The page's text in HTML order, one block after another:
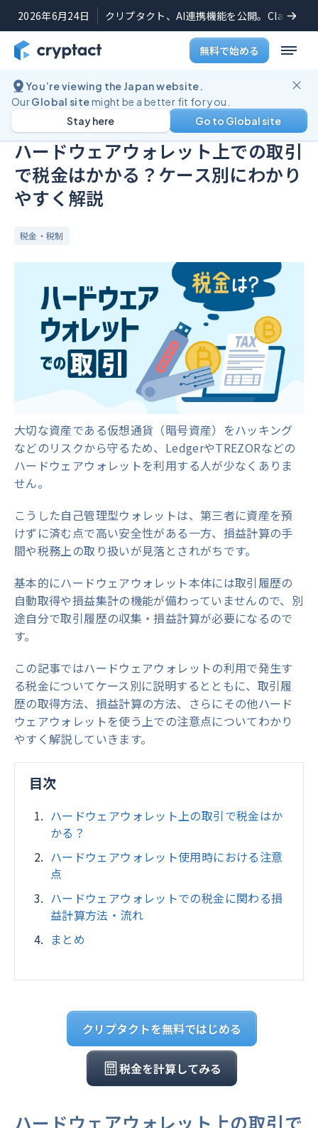
2026年6月24日 クリプタクト、AI連携機能を公開。Claude
無料で始める
You’re viewing the Japan website.
OurGlobal sitemight be a better fit for you.
Go to Global site
Stay here
ブログ
公開日:2025年6月18日(最終更新日:2025年9月24日
ハードウェアウォレット上での取引
で税金はかかる？ケース別にわかり
やすく解説
税金・税制
大切な資産である仮想通貨（暗号資産）をハッキング
などのリスクから守るため、LedgerやTREZORなどの
ハードウェアウォレットを利用する人が少なくありま
せん。
こうした自己管理型ウォレットは、第三者に資産を預
けずに済む点で高い安全性がある一方、損益計算の手
間や税務上の取り扱いが見落とされがちです。
基本的にハードウェアウォレット本体には取引履歴の
自動取得や損益集計の機能が備わっていませんので、別
途自分で取引履歴の収集・損益計算が必要になるので
す。
この記事ではハードウェアウォレットの利用で発生す
る税金についてケース別に説明するとともに、取引履
歴の取得方法、損益計算の方法、さらにその他ハード
ウェアウォレットを使う上での注意点についてわかり
やすく解説していきます。
目次
ハードウェアウォレット上の取引で税金はか
かる？
ハードウェアウォレット使用時における注意
点
ハードウェアウォレットでの税金に関わる損
益計算方法・流れ
まとめ
クリプタクトを無料ではじめる
税金を計算してみる
ハードウェアウォレット上の取引で